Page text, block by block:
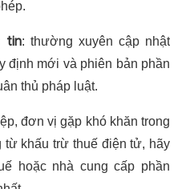
tin: thường xuyên cập nhật
định mới và phiên bản phần
thủ pháp luật.
đơn vị gặp khó khăn trong
khấu trừ thuế điện tử, hãy
hoặc nhà cung cấp phần